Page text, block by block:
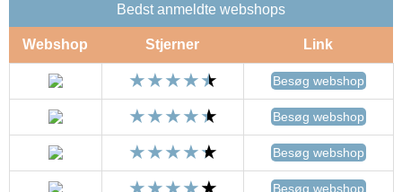
Bedst anmeldte webshops
Webshop Stjerner Link
Besøg webshop
Besøg webshop
Besøg webshop
Besøg webshop